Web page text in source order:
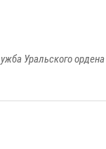
Уральского